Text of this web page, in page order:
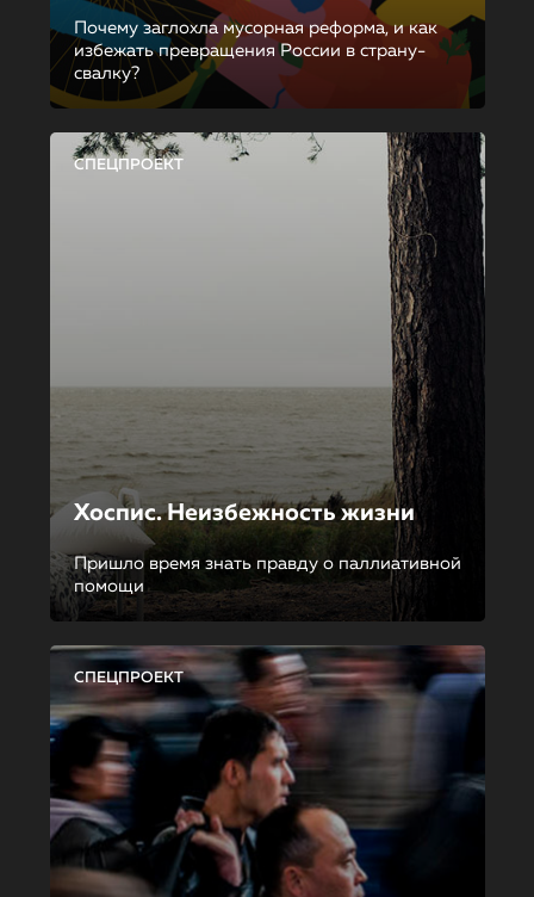
Почему заглохла мусорная реформа, и как
избежать превращения России в страну-
свалку?
СПЕЦПРОЕКТ
Хоспис. Неизбежность жизни
Пришло время знать правду о паллиативной
помощи
СПЕЦПРОЕКТ